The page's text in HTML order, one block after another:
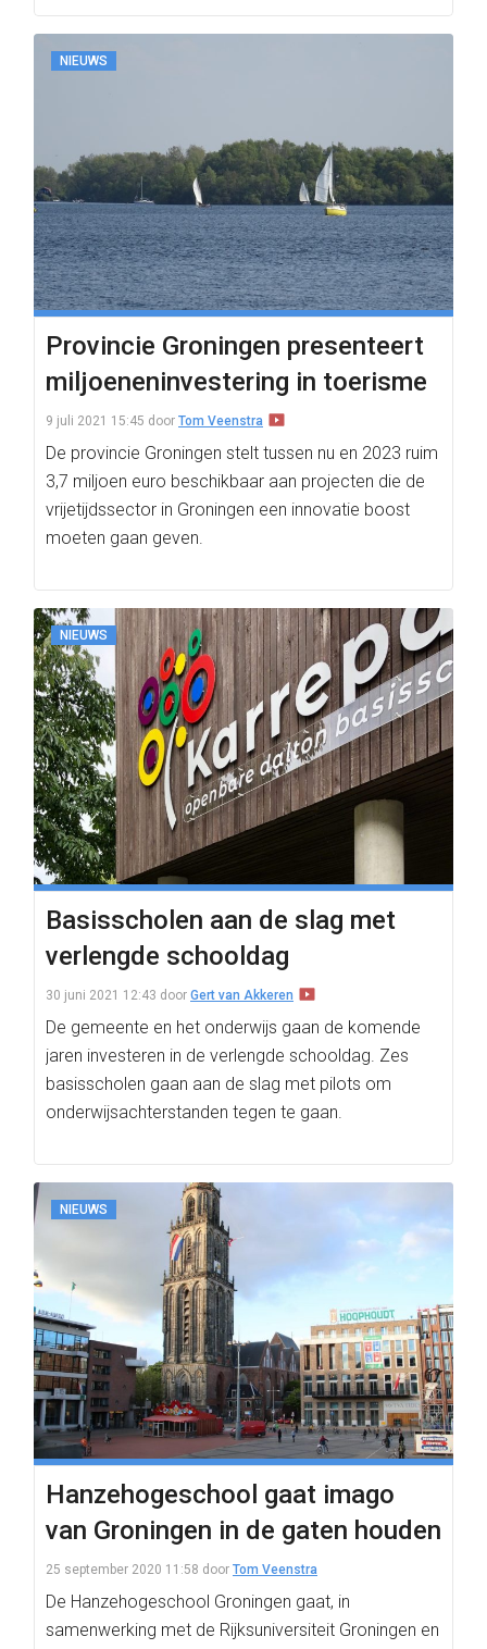
NIEUWS
Provincie Groningen presenteert
miljoeneninvestering in toerisme
9 juli 2021 15:45 door Tom Veenstra
De provincie Groningen stelt tussen nu en 2023 ruim
3,7 miljoen euro beschikbaar aan projecten die de
vrijetijdssector in Groningen een innovatie boost
moeten gaan geven.
NIEUWS
Basisscholen aan de slag met
verlengde schooldag
30 juni 2021 12:43 door Gert van Akkeren
De gemeente en het onderwijs gaan de komende
jaren investeren in de verlengde schooldag. Zes
basisscholen gaan aan de slag met pilots om
onderwijsachterstanden tegen te gaan.
NIEUWS
Hanzehogeschool gaat imago
van Groningen in de gaten houden
25 september 2020 11:58 door Tom Veenstra
De Hanzehogeschool Groningen gaat, in
samenwerking met de Rijksuniversiteit Groningen en